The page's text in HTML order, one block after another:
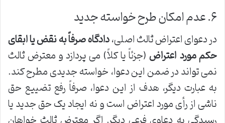
۶. عدم امکان طرح خواسته جدید
در دعوای اعتراض ثالث اصلی،دادگاه صرفاً به نقض یا ابقای
حکم مورد اعتراض (جزئاً یا کلاً) می پردازد و معترض ثالث
نمی تواند در ضمن این دعوا، خواسته جدیدی مطرح کند.
به عبارت دیگر، هدف از این دعوا، صرفاً رفع تضییع حق
ناشی از رأی مورد اعتراض است و نه ایجاد یک حق جدید یا